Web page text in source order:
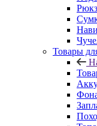
Товары